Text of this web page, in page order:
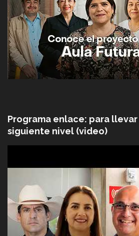
Programa enlace: para
siguiente nivel (video)